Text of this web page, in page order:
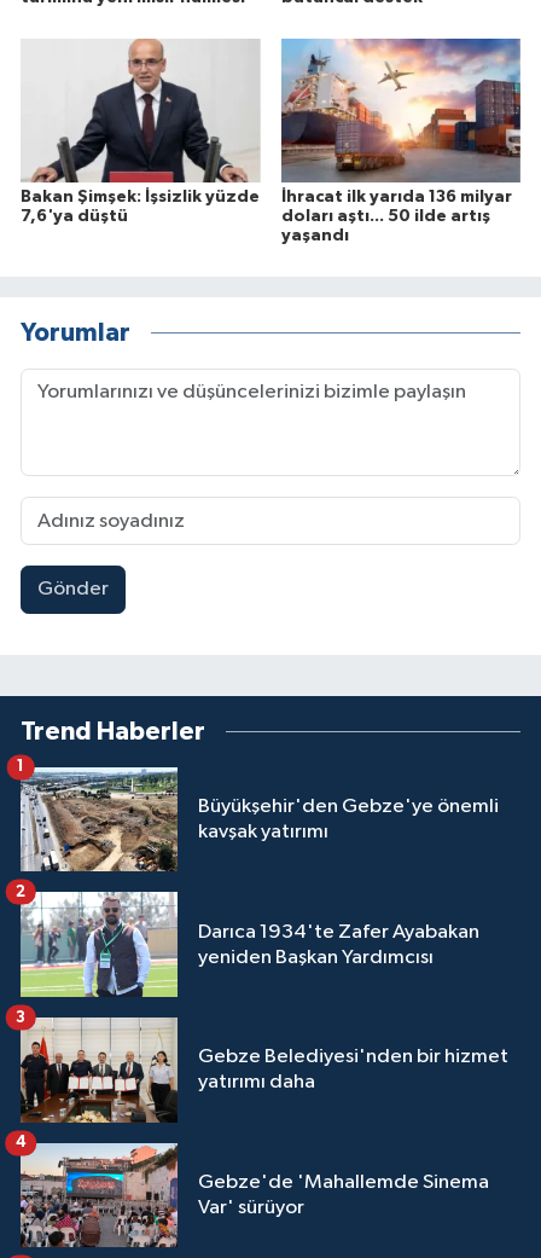
Bakan Şimşek: İşsizlik yüzde
7,6'ya düştü
İhracat ilk yarıda 136 milyar
doları aştı... 50 ilde artış
yaşandı
Yorumlar
Gönder
Trend Haberler
Büyükşehir'den Gebze'ye önemli
kavşak yatırımı
1
Darıca 1934'te Zafer Ayabakan
yeniden Başkan Yardımcısı
2
Gebze Belediyesi'nden bir hizmet
yatırımı daha
3
Gebze'de 'Mahallemde Sinema
Var' sürüyor
4